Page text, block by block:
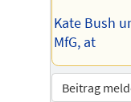
Kate Bush
MfG, at
Beitrag